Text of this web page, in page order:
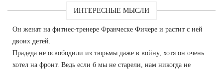
ИНТЕРЕСНЫЕ МЫСЛИ
Он женат на фитнес-тренере Франческе Фичере и растит с ней
двоих детей.
Прадеда не освободили из тюрьмы даже в войну, хотя он очень
хотел на фронт. Ведь если б мы не старели, нам никогда не